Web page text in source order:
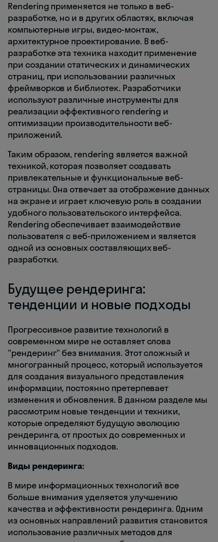
Rendering применяется не только в веб-
разработке, но и в других областях, включая
компьютерные игры, видео-монтаж,
архитектурное проектирование. В веб-
разработке эта техника находит применение
при создании статических и динамических
страниц, при использовании различных
фреймворков и библиотек. Разработчики
используют различные инструменты для
реализации эффективного rendering и
оптимизации производительности веб-
приложений.
Таким образом, rendering является важной
техникой, которая позволяет создавать
привлекательные и функциональные веб-
страницы. Она отвечает за отображение данных
на экране и играет ключевую роль в создании
удобного пользовательского интерфейса.
Rendering обеспечивает взаимодействие
пользователя с веб-приложением и является
одной из основных составляющих веб-
разработки.
Будущее рендеринга:
тенденции и новые подходы
Прогрессивное развитие технологий в
современном мире не оставляет слова
"рендеринг" без внимания. Этот сложный и
многогранный процесс, который используется
для создания визуального представления
информации, постоянно претерпевает
изменения и обновления. В данном разделе мы
рассмотрим новые тенденции и техники,
которые определяют будущую эволюцию
рендеринга, от простых до современных и
инновационных подходов.
Виды рендеринга:
В мире информационных технологий все
больше внимания уделяется улучшению
качества и эффективности рендеринга. Одним
из основных направлений развития становится
использование различных методов для